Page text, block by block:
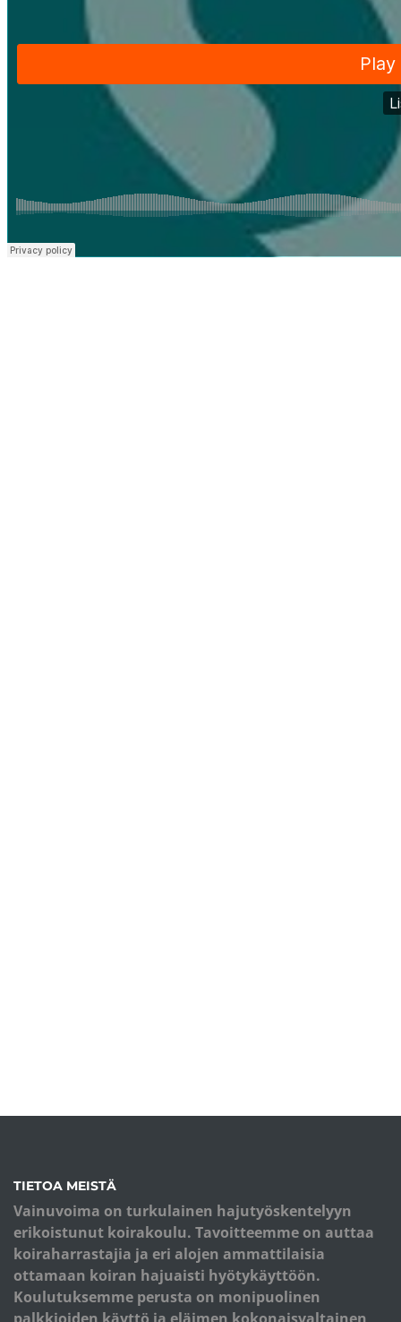
TIETOA MEISTÄ
Vainuvoima on turkulainen hajutyöskentelyyn
erikoistunut koirakoulu. Tavoitteemme on auttaa
koiraharrastajia ja eri alojen ammattilaisia
ottamaan koiran hajuaisti hyötykäyttöön.
Koulutuksemme perusta on monipuolinen